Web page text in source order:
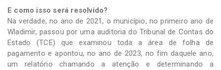
E como isso será resolvido?
Na verdade, no ano de 2021, o município, no primeiro ano de
Wladimir, passou por uma auditoria do Tribunal de Contas do
Estado (TCE) que examinou toda a área de folha de
pagamento e apontou, no ano de 2023, no fim daquele ano,
um relatório chamando a atenção e determinando a